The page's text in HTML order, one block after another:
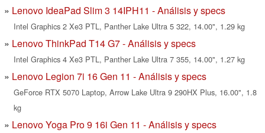
Lenovo IdeaPad Slim 3 14IPH11 - Análisis y specs
Intel Graphics 2 Xe3 PTL, Panther Lake Ultra 5 322, 14.00", 1.29 kg
Lenovo ThinkPad T14 G7 - Análisis y specs
Intel Graphics 4 Xe3 PTL, Panther Lake Ultra 7 355, 14.00", 1.27 kg
Lenovo Legion 7i 16 Gen 11 - Análisis y specs
GeForce RTX 5070 Laptop, Arrow Lake Ultra 9 290HX Plus, 16.00", 1.8
kg
Lenovo Yoga Pro 9 16i Gen 11 - Análisis y specs